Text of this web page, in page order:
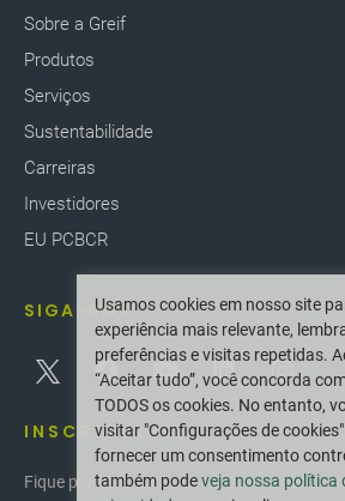
Sobre a Greif
Produtos
Serviços
Sustentabilidade
Carreiras
Investidores
EU PCBCR
SIGA-NOS
INSCREVER-SE
Fique por dentro das últimas inovações e
Usamos cookies em nosso site
experiência mais relevante,
preferências e visitas repetidas.
“Aceitar tudo”, você concorda
TODOS os cookies. No entanto,
visitar "Configurações de
fornecer um consentimento
também podeveja nossa política